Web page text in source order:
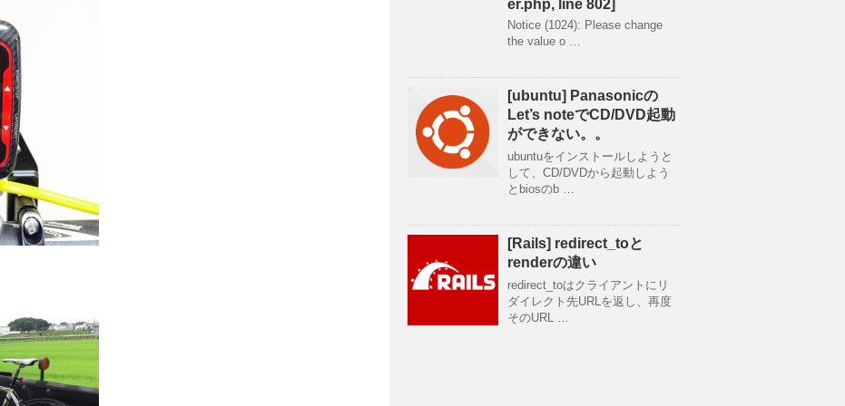
er.php, line 802]
Notice (1024): Please change
the value o …
[ubuntu] Panasonicの
Let’s noteでCD/DVD起動
ができない。。
ubuntuをインストールしようと
して、CD/DVDから起動しよう
とbiosのb …
[Rails] redirect_toと
renderの違い
redirect_toはクライアントにリ
ダイレクト先URLを返し、再度
そのURL …